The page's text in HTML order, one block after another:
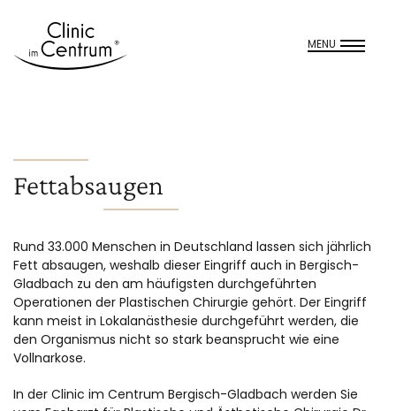
MENU
Fettabsaugen
Rund 33.000 Menschen in Deutschland lassen sich jährlich
Fett absaugen, weshalb dieser Eingriff auch in Bergisch-
Gladbach zu den am häufigsten durchgeführten
Operationen der Plastischen Chirurgie gehört. Der Eingriff
kann meist in Lokalanästhesie durchgeführt werden, die
den Organismus nicht so stark beansprucht wie eine
Vollnarkose.
In der Clinic im Centrum Bergisch-Gladbach werden Sie